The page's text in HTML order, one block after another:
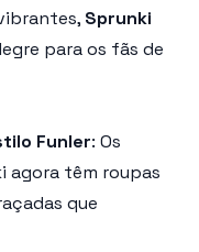
Sprunki
para os fãs de
Funler: Os
agora têm roupas
que